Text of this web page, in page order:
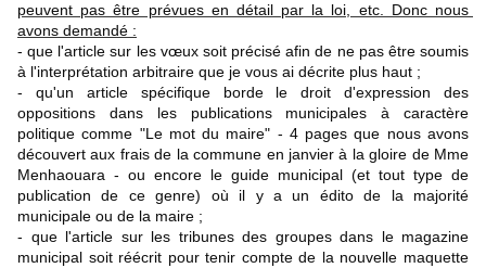
peuvent pas être prévues en détail par la loi, etc. Donc nous
avons demandé :
- que l'article sur les vœux soit précisé afin de ne pas être soumis
à l'interprétation arbitraire que je vous ai décrite plus haut ;
- qu'un article spécifique borde le droit d'expression des
oppositions dans les publications municipales à caractère
politique comme "Le mot du maire" - 4 pages que nous avons
découvert aux frais de la commune en janvier à la gloire de Mme
Menhaouara - ou encore le guide municipal (et tout type de
publication de ce genre) où il y a un édito de la majorité
municipale ou de la maire ;
- que l'article sur les tribunes des groupes dans le magazine
municipal soit réécrit pour tenir compte de la nouvelle maquette